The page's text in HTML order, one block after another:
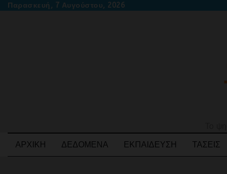
SkipΠαρασκευή, 7 Αυγούστου, 2026
ΑΡΧΙΚΉ
ΔΕΔΟΜΈΝΑ ΕΚΠΑΊΔΕΥΣΗ ΤΆΣΕΙΣ